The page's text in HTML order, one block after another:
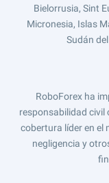
Bielorrusia, Sint
Micronesia, Islas
Sudán
RoboForex ha
responsabilidad civil
cobertura líder en el
negligencia y